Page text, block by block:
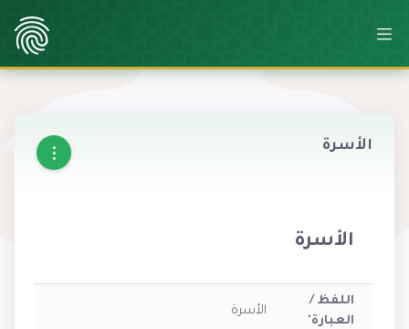
الأسرة
الأسرة
اللفظ /
العبارة'
الأسرة